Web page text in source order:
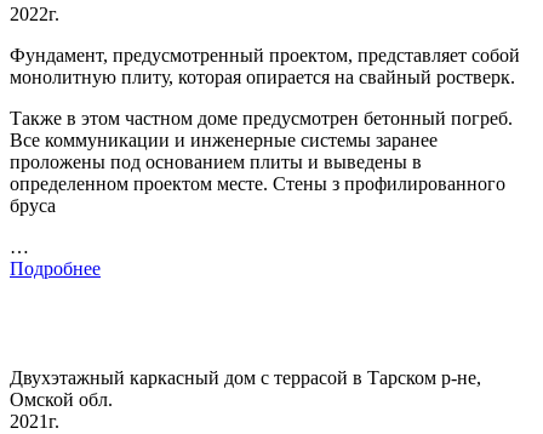
2022г.
Фундамент, предусмотренный проектом, представляет собой
монолитную плиту, которая опирается на свайный ростверк.
Также в этом частном доме предусмотрен бетонный погреб.
Все коммуникации и инженерные системы заранее
проложены под основанием плиты и выведены в
определенном проектом месте. Стены з профилированного
бруса
…
Подробнее
Двухэтажный каркасный дом с террасой в Тарском р-не,
Омской обл.
2021г.